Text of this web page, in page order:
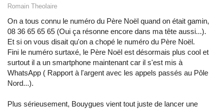
Romain Theolaire
On a tous connu le numéro du Père Noël quand on était gamin,
08 36 65 65 65 (Oui ça résonne encore dans ma tête aussi...).
Et si on vous disait qu'on a chopé le numéro du Père Noël.
Fini le numéro surtaxé, le Père Noël est désormais plus cool et
surtout il a un smartphone maintenant car il s'est mis à
WhatsApp ( Rapport à l'argent avec les appels passés au Pôle
Nord...).
Plus sérieusement, Bouygues vient tout juste de lancer une